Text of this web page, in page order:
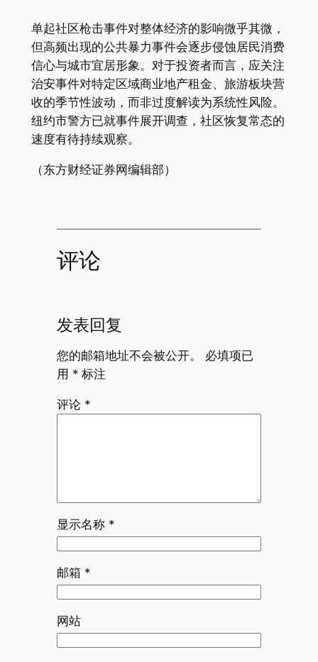
单起社区枪击事件对整体经济的影响微乎其微，
但高频出现的公共暴力事件会逐步侵蚀居民消费
信心与城市宜居形象。对于投资者而言，应关注
治安事件对特定区域商业地产租金、旅游板块营
收的季节性波动，而非过度解读为系统性风险。
纽约市警方已就事件展开调查，社区恢复常态的
速度有待持续观察。
（东方财经证券网编辑部）
评论
发表回复
您的邮箱地址不会被公开。
必填项已
用 *标注
评论 *
显示名称 *
邮箱 *
网站